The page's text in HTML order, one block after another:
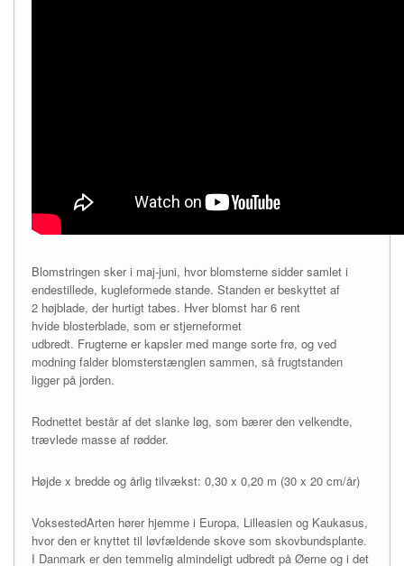
Blomstringen sker i maj-juni, hvor blomsterne sidder samlet i
endestillede, kugleformede stande. Standen er beskyttet af
2 højblade, der hurtigt tabes. Hver blomst har 6 rent
hvide blosterblade, som er stjerneformet
udbredt. Frugterne er kapsler med mange sorte frø, og ved
modning falder blomsterstænglen sammen, så frugtstanden
ligger på jorden.
Rodnettet består af det slanke løg, som bærer den velkendte,
trævlede masse af rødder.
Højde x bredde og årlig tilvækst: 0,30 x 0,20 m (30 x 20 cm/år)
VoksestedArten hører hjemme i Europa, Lilleasien og Kaukasus,
hvor den er knyttet til løvfældende skove som skovbundsplante.
I Danmark er den temmelig almindeligt udbredt på Øerne og i det